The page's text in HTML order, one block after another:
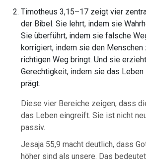
Timotheus 3,15–17 zeigt vier
der Bibel. Sie lehrt, indem sie
Sie überführt, indem sie falsche
korrigiert, indem sie den Menschen
richtigen Weg bringt. Und sie
Gerechtigkeit, indem sie das
prägt.
Diese vier Bereiche zeigen, dass
das Leben eingreift. Sie ist nicht
passiv.
Jesaja 55,9 macht deutlich, dass
höher sind als unsere. Das